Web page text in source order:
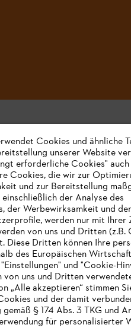
Unternehmen
Über uns
Katalog zum Download
STIHL Hinweisgebersystem
Presse
STIHL Corporate
Cookies und ähnliche
unserer Website
erforderliche Cookies" auch
Cookies, die wir zur
und zur Bereitstellung
der Analyse des
der Werbewirksamkeit und
werden nur mit Ihrer
von uns und Dritten (z.B.
Diese Dritten können Ihre
des Europäischen
und "Cookie-
von uns und Dritten
„Alle akzeptieren“ stimmen
und der damit
§ 174 Abs. 3 TKG und
für personalisierter